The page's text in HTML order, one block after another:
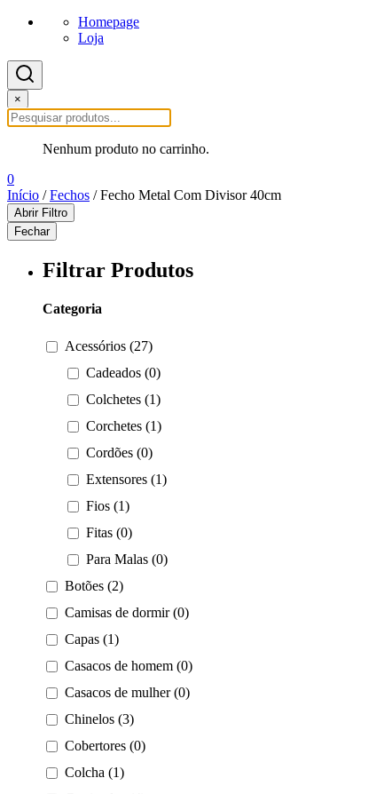
Homepage
Loja
×
Nenhum produto no carrinho.
0
Início /Fechos / Fecho Metal Com Divisor 40cm
Abrir Filtro
Fechar
Filtrar Produtos
Categoria
Acessórios (27)
Cadeados (0)
Colchetes (1)
Corchetes (1)
Cordões (0)
Extensores (1)
Fios (1)
Fitas (0)
Para Malas (0)
Botões (2)
Camisas de dormir (0)
Capas (1)
Casacos de homem (0)
Casacos de mulher (0)
Chinelos (3)
Cobertores (0)
Colcha (1)